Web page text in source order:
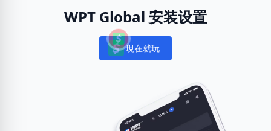
WPT Global 安装设置
Notifications
現在就玩